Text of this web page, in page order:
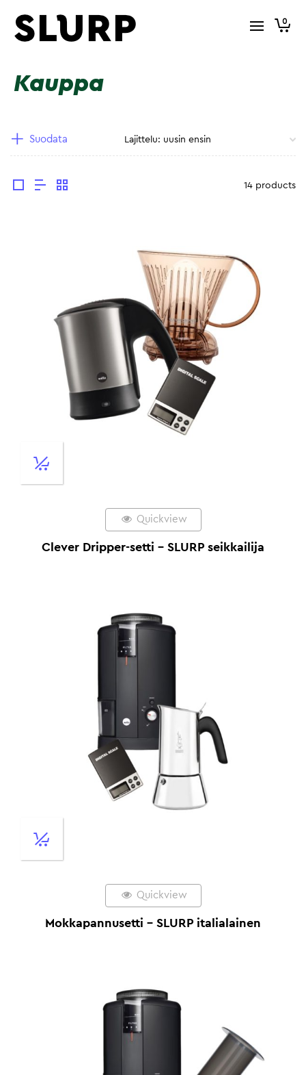
0
Kauppa
Suodata
14 products
Quickview
Clever Dripper-setti – SLURP seikkailija
Quickview
Mokkapannusetti – SLURP italialainen